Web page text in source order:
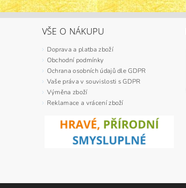
VŠE O NÁKUPU
Doprava a platba zboží
Obchodní podmínky
Ochrana osobních údajů dle GDPR
Vaše práva v souvislosti s GDPR
Výměna zboží
Reklamace a vrácení zboží